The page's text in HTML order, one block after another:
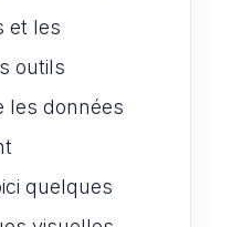
et les
outils
les données
quelques